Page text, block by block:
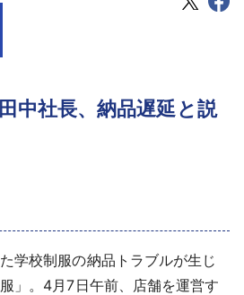
事例
情報
中社長、納品遅延と説
学校制服の納品トラブルが生じ
」。4月7日午前、店舗を運営す